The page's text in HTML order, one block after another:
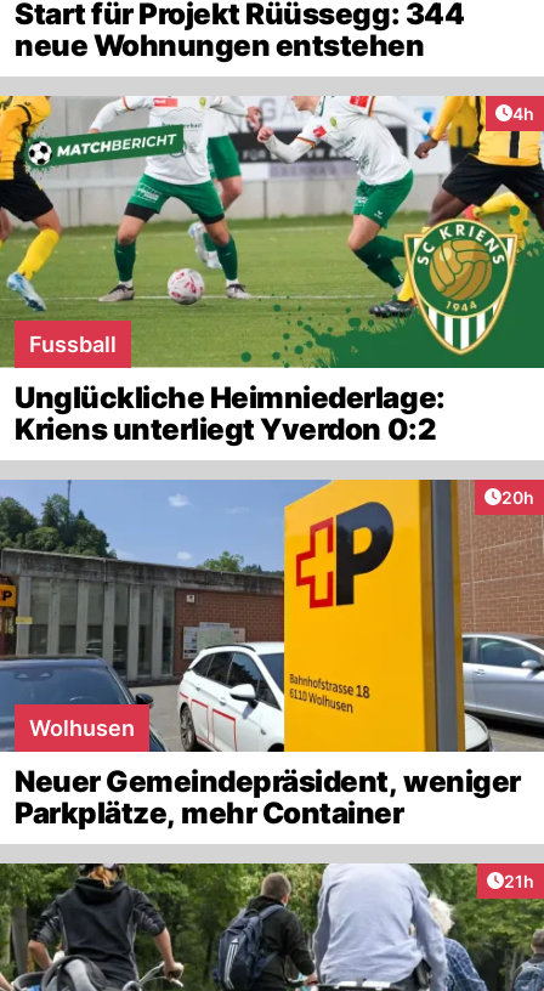
Start für Projekt Rüüssegg: 344
neue Wohnungen entstehen
4h
Fussball
Unglückliche Heimniederlage:
Kriens unterliegt Yverdon 0:2
20h
Wolhusen
Neuer Gemeindepräsident, weniger
Parkplätze, mehr Container
21h